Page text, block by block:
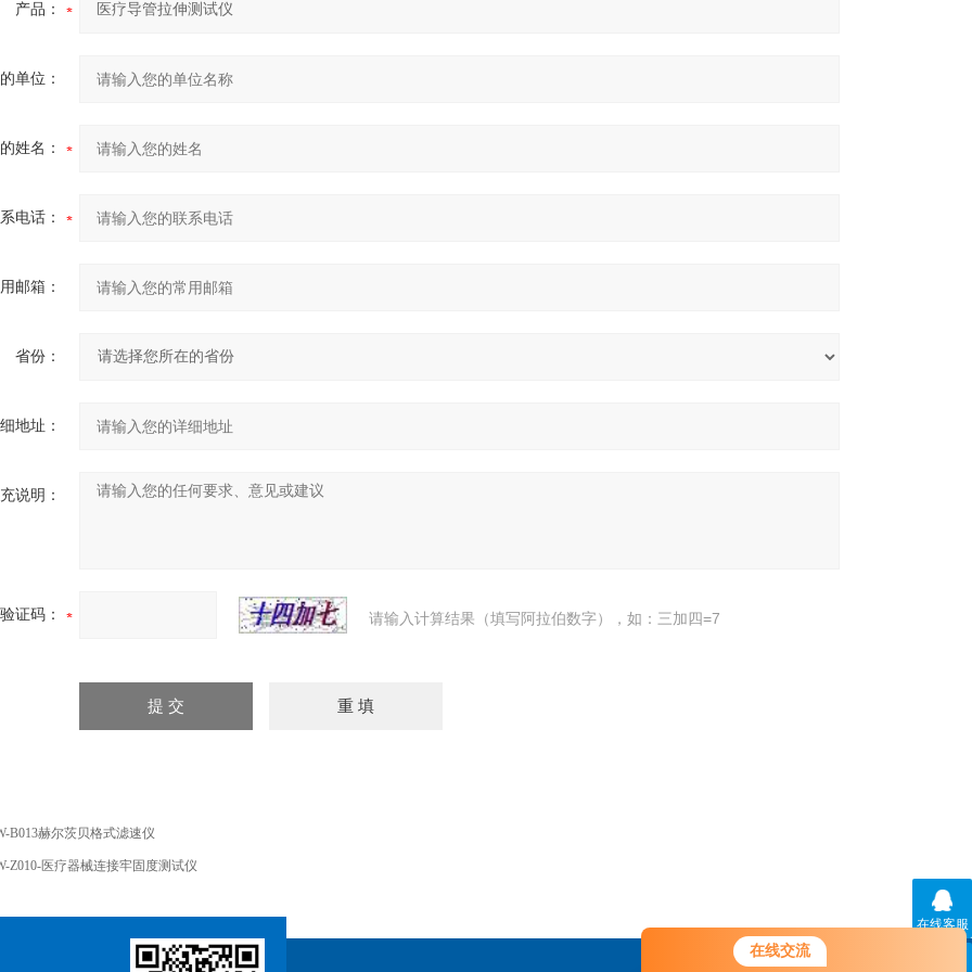
在线交流
产品：
单位：
姓名：
电话：
邮箱：
省份：
地址：
说明：
验证码： 请输入计算结果（填写阿拉伯数字），如：三加四=7
B013赫尔茨贝格式滤速仪
Z010-医疗器械连接牢固度测试仪
在线客服